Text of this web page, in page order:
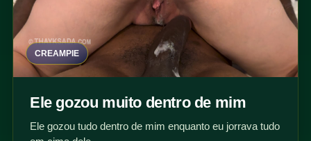
CREAMPIE
Ele gozou muito dentro de mim
Ele gozou tudo dentro de mim enquanto eu jorrava tudo